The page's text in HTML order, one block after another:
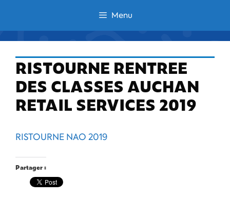
contenu
Menu
RISTOURNE RENTREE
DES CLASSES AUCHAN
RETAIL SERVICES 2019
RISTOURNE NAO 2019
Partager :